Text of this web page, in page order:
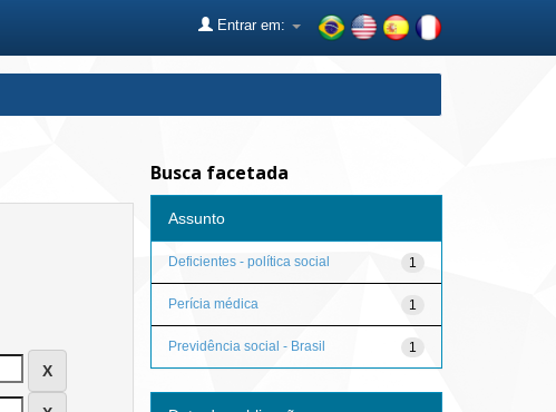
Entrar em:
Busca facetada
Assunto
1
Deficientes - política social
1
Perícia médica
1
Previdência social - Brasil